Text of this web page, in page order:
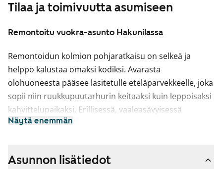
Tilaa ja toimivuutta asumiseen
Remontoitu vuokra-asunto Hakunilassa
Remontoidun kolmion pohjaratkaisu on selkeä ja
helppo kalustaa omaksi kodiksi. Avarasta
olohuoneesta pääsee lasitetulle eteläparvekkeelle, joka
sopii niin ruukkupuutarhurin keitaaksi kuin leppoisaksi
kahvittelupaikaksi. Erillisessä, vaaleasävyisessä
keittiössä on hyvin tilaa niin ruoanlaittoon kuin
Kodin lattiat ovat vaaleaa tammilankkua mukailevaa
Näytä enemmän
Asunnon lisätiedot